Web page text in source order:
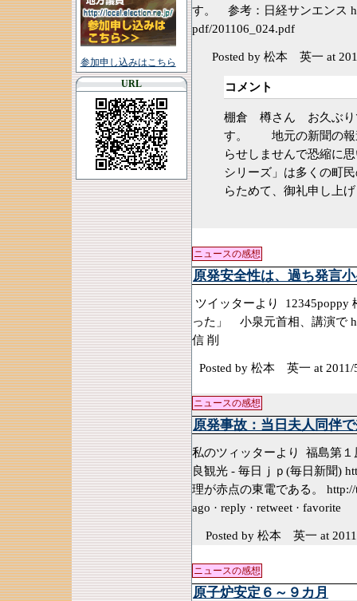
参加申し込みはこちら
URL
す。 参考：日経サンエンス
pdf/201106_024.pdf
Posted by 松本 英一 at
コメント
棚倉 樽さん お久ぶり
す。 地元の新聞の報
らせしませんで恐縮に
シリーズ」は多くの町
らためて、御礼申し
ニュースの感想
原発安全性は、過ち発言
ツイッターより
った」 小泉元首相、講演で
信 削
Posted by 松本 英一 at
ニュースの感想
原発事故：当日夫人同伴
私のツィッターより 福島第
良観光 - 毎日ｊｐ(毎日新聞)
理が赤点の東電である。 http://
ago · reply · retweet ·
Posted by 松本 英一 at
ニュースの感想
原子炉安定６～９カ月